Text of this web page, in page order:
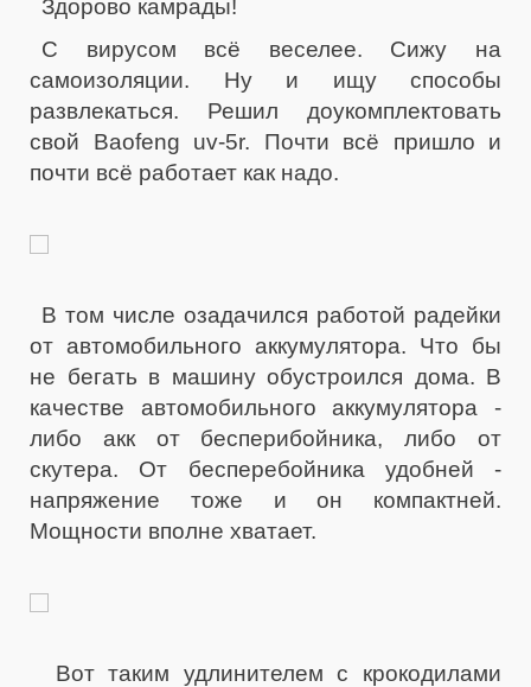
Здорово камрады!
С вирусом всё веселее. Сижу на
самоизоляции. Ну и ищу способы
развлекаться. Решил доукомплектовать
свой Baofeng uv-5r. Почти всё пришло и
почти всё работает как надо.
В том числе озадачился работой радейки
от автомобильного аккумулятора. Что бы
не бегать в машину обустроился дома. В
качестве автомобильного аккумулятора -
либо акк от бесперибойника, либо от
скутера. От бесперебойника удобней -
напряжение тоже и он компактней.
Мощности вполне хватает.
Вот таким удлинителем с крокодилами